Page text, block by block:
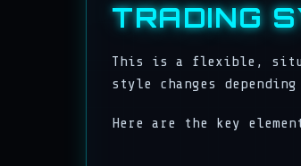
TRADING
This is a flexible,
style changes
Here are the key